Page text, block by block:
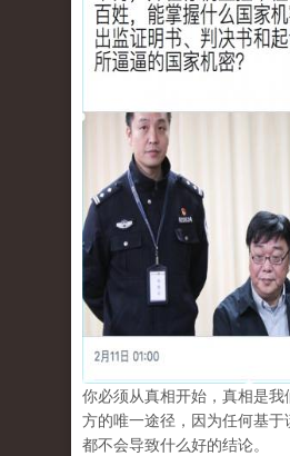
你必须从真相开始，真相是我
方的唯一途径，因为任何基于
都不会导致什么好的结论。